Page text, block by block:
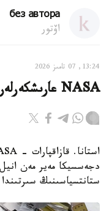
без автора
اۆتور
13:24, 07 تامىز 2026
NASA عارىشكەرلەرى عارىشقا ۇشتى
دجەسسيكا مەير مەن
ستانتسياسىنىڭ